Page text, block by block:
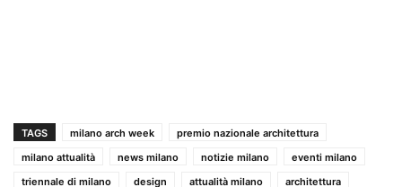
TAGS milano arch week
premio nazionale architettura
milano attualità
news milano notizie milano
eventi milano
triennale di milano
design attualità milano architettura